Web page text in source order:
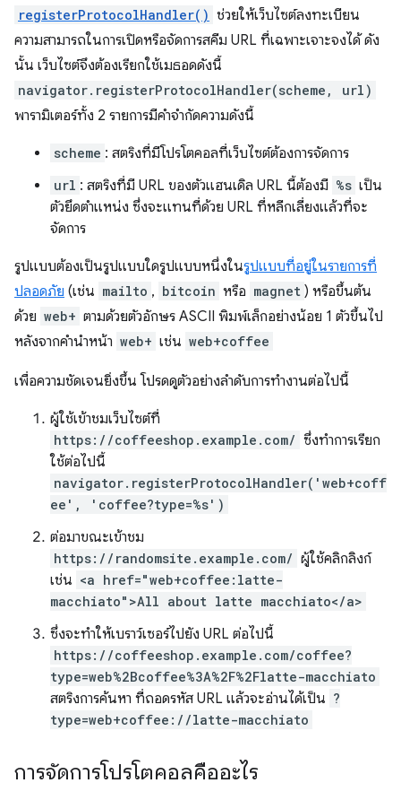
registerProtocolHandler() ช่วยให้เว็บไซต์ลงทะเบียน
ความสามารถในการเปิดหรือจัดการสคีม URL ที่เฉพาะเจาะจงได้ ดัง
นั้น เว็บไซต์จึงต้องเรียกใช้เมธอดดังนี้
navigator.registerProtocolHandler(scheme, url)
พารามิเตอร์ทั้ง 2 รายการมีคำจำกัดความดังนี้
scheme : สตริงที่มีโปรโตคอลที่เว็บไซต์ต้องการจัดการ
url : สตริงที่มี URL ของตัวแฮนเดิล URL นี้ต้องมี %s เป็น
ตัวยึดตำแหน่ง ซึ่งจะแทนที่ด้วย URL ที่หลีกเลี่ยงแล้วที่จะ
จัดการ
รูปแบบต้องเป็นรูปแบบใดรูปแบบหนึ่งในรูปแบบที่อยู่ในรายการที่
ปลอดภัย (เช่น mailto , bitcoin หรือ magnet ) หรือขึ้นต้น
ด้วย web+ ตามด้วยตัวอักษร ASCII พิมพ์เล็กอย่างน้อย 1 ตัวขึ้นไป
หลังจากคำนำหน้า web+ เช่น web+coffee
เพื่อความชัดเจนยิ่งขึ้น โปรดดูตัวอย่างลำดับการทำงานต่อไปนี้
ผู้ใช้เข้าชมเว็บไซต์ที่
https://coffeeshop.example.com/ ซึ่งทำการเรียก
ใช้ต่อไปนี้
navigator.registerProtocolHandler('web+coff
ee', 'coffee?type=%s')
ต่อมาขณะเข้าชม
https://randomsite.example.com/ ผู้ใช้คลิกลิงก์
เช่น <a href="web+coffee:latte-
macchiato">All about latte macchiato</a>
ซึ่งจะทำให้เบราว์เซอร์ไปยัง URL ต่อไปนี้
https://coffeeshop.example.com/coffee?
type=web%2Bcoffee%3A%2F%2Flatte-macchiato
สตริงการค้นหา ที่ถอดรหัส URL แล้วจะอ่านได้เป็น ?
type=web+coffee://latte-macchiato
การจัดการโปรโตคอลคืออะไร